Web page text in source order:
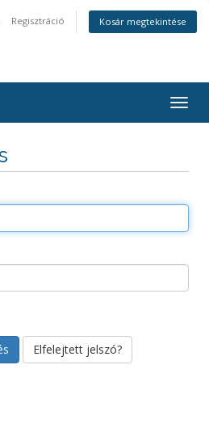
Regisztráció Kosár megtekintése
Elfelejtett jelszó?